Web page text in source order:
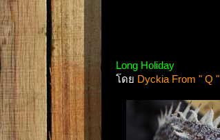
Long Holiday
โดย Dyckia From " Q "